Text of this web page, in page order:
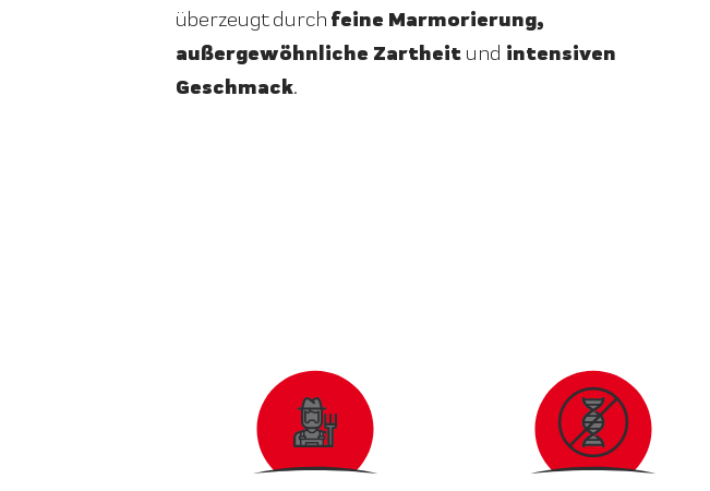
überzeugt durch feine Marmorierung,
außergewöhnliche Zartheit und intensiven
Geschmack.